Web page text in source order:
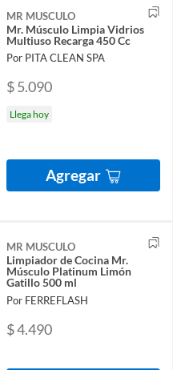
MR MUSCULO
Mr. Músculo Limpia Vidrios
Multiuso Recarga 450 Cc
Por PITA CLEAN SPA
$ 5.090
Llega hoy
Agregar
MR MUSCULO
Limpiador de Cocina Mr.
Músculo Platinum Limón
Gatillo 500 ml
Por FERREFLASH
$ 4.490